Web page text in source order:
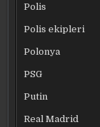
Polis
Polis ekipleri
Polonya
PSG
Putin
Real Madrid